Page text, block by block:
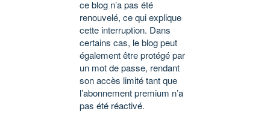
ce blog n’a pas été
renouvelé, ce qui explique
cette interruption. Dans
certains cas, le blog peut
également être protégé par
un mot de passe, rendant
son accès limité tant que
l’abonnement premium n’a
pas été réactivé.